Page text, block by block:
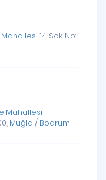
14. Sok. No:
Mahallesi
Muğla / Bodrum